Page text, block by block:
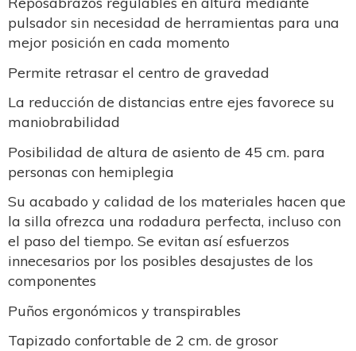
pulsador sin necesidad de herramientas para una
mejor posición en cada momento
Permite retrasar el centro de gravedad
La reducción de distancias entre ejes favorece su
maniobrabilidad
Posibilidad de altura de asiento de 45 cm. para
personas con hemiplegia
Su acabado y calidad de los materiales hacen que
la silla ofrezca una rodadura perfecta, incluso con
el paso del tiempo. Se evitan así esfuerzos
innecesarios por los posibles desajustes de los
componentes
Puños ergonómicos y transpirables
Tapizado confortable de 2 cm. de grosor